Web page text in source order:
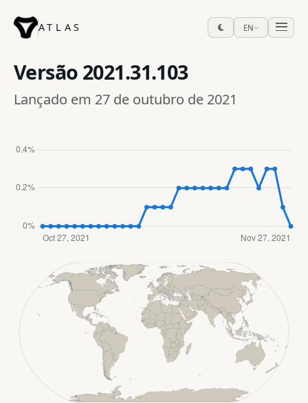
ATLAS EN
Versão 2021.31.103
Lançado em 27 de outubro de 2021